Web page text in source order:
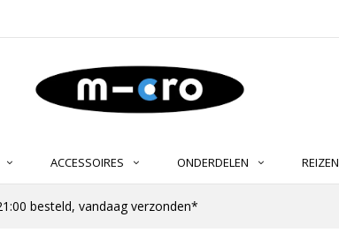
ACCESSOIRES ONDERDELEN REIZEN
besteld, vandaag verzonden*